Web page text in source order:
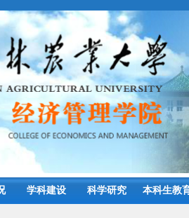
学科建设 科学研究 本科生教